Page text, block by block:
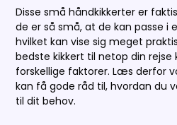
Disse små håndkikkerter er
de er så små, at de kan passe i
hvilket kan vise sig meget
bedste kikkert til netop din
forskellige faktorer. Læs derfor
kan få gode råd til, hvordan du
til dit behov.